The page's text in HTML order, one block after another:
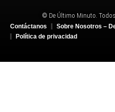
© De Último Minuto.
Contáctanos
Sobre Nosotros –
Política de privacidad